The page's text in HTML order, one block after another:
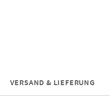
VERSAND & LIEFERUNG